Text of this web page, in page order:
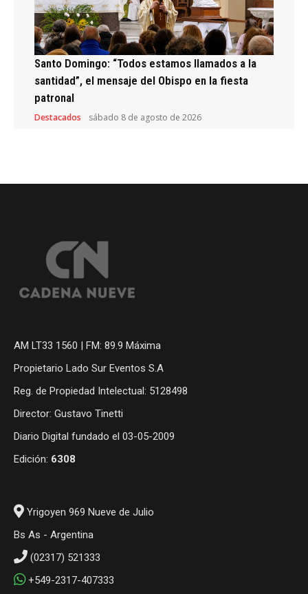
Santo Domingo: “Todos estamos llamados a la
santidad”, el mensaje del Obispo en la fiesta
patronal
Destacados sábado 8 de agosto de 2026
AM LT33 1560 | FM: 89.9 Máxima
Propietario Lado Sur Eventos S.A
Reg. de Propiedad Intelectual: 5128498
Director: Gustavo Tinetti
Diario Digital fundado el 03-05-2009
Edición: 6308
Yrigoyen 969 Nueve de Julio
Bs As - Argentina
(02317) 521333
+549-2317-407333